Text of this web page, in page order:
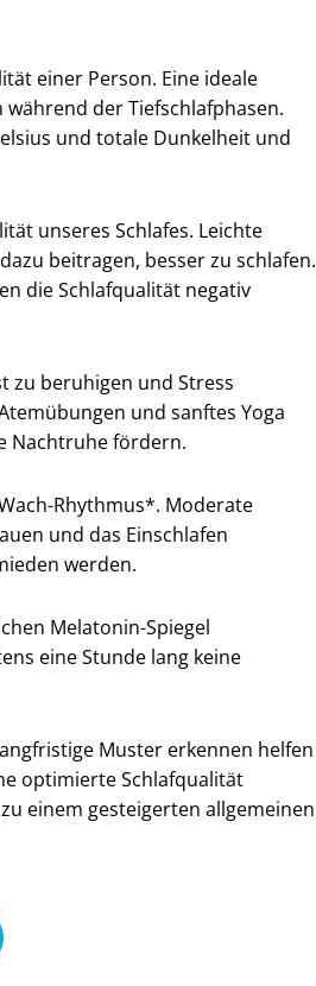
einer Person. Eine ideale
der Tiefschlafphasen.
und totale Dunkelheit und
unseres Schlafes. Leichte
beitragen, besser zu schlafen.
die Schlafqualität negativ
zu beruhigen und Stress
und sanftes Yoga
Nachtruhe fördern.
Rhythmus*. Moderate
und das Einschlafen
werden.
Melatonin-Spiegel
eine Stunde lang keine
Muster erkennen helfen
optimierte Schlafqualität
einem gesteigerten allgemeinen